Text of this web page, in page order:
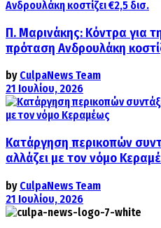
Π. Μαρινάκης: Κόντρα για
πρόταση Ανδρουλάκη
by CulpaNews Team
21 Ιουλίου, 2026
Κατάργηση περικοπών
αλλάζει με τον νόμο
by CulpaNews Team
21 Ιουλίου, 2026